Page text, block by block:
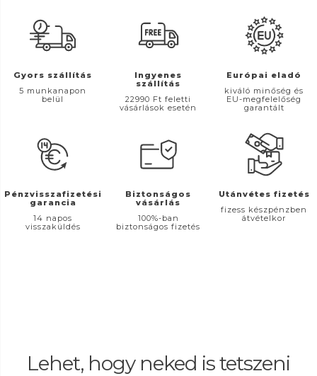
Gyors szállítás
5 munkanapon
belül
Ingyenes
szállítás
22990 Ft feletti
vásárlások esetén
Európai eladó
kiváló minőség és
EU-megfelelőség
garantált
Pénzvisszafizetési
garancia
14 napos
visszaküldés
Biztonságos
vásárlás
100%-ban
biztonságos fizetés
Utánvétes fizetés
fizess készpénzben
átvételkor
Lehet, hogy neked is tetszeni